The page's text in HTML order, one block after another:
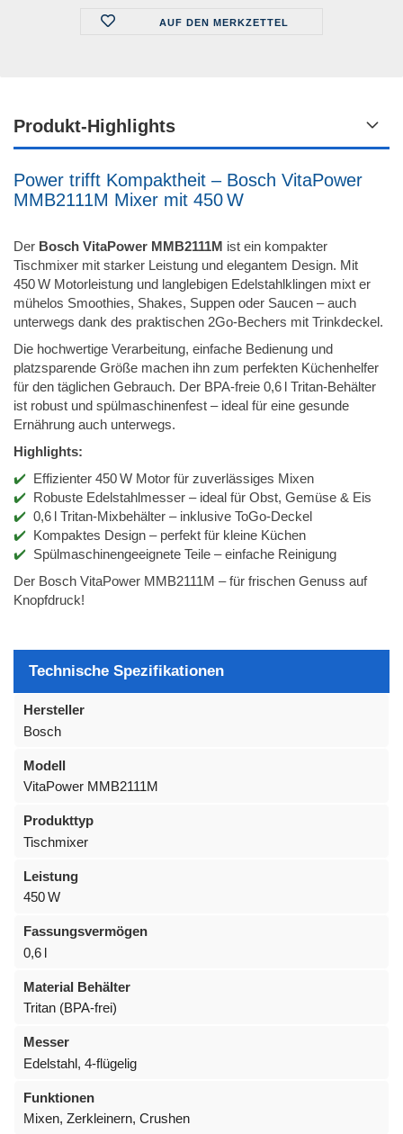
AUF DEN MERKZETTEL
Produkt-Highlights
Power trifft Kompaktheit – Bosch VitaPower
MMB2111M Mixer mit 450 W
Der Bosch VitaPower MMB2111M ist ein kompakter
Tischmixer mit starker Leistung und elegantem Design. Mit
450 W Motorleistung und langlebigen Edelstahlklingen mixt er
mühelos Smoothies, Shakes, Suppen oder Saucen – auch
unterwegs dank des praktischen 2Go-Bechers mit Trinkdeckel.
Die hochwertige Verarbeitung, einfache Bedienung und
platzsparende Größe machen ihn zum perfekten Küchenhelfer
für den täglichen Gebrauch. Der BPA-freie 0,6 l Tritan-Behälter
ist robust und spülmaschinenfest – ideal für eine gesunde
Ernährung auch unterwegs.
Highlights:
Effizienter 450 W Motor für zuverlässiges Mixen
Robuste Edelstahlmesser – ideal für Obst, Gemüse & Eis
0,6 l Tritan-Mixbehälter – inklusive ToGo-Deckel
Kompaktes Design – perfekt für kleine Küchen
Spülmaschinengeeignete Teile – einfache Reinigung
Der Bosch VitaPower MMB2111M – für frischen Genuss auf
Knopfdruck!
Technische Spezifikationen
Hersteller
Bosch
Modell
VitaPower MMB2111M
Produkttyp
Tischmixer
Leistung
450 W
Fassungsvermögen
0,6 l
Material Behälter
Tritan (BPA-frei)
Messer
Edelstahl, 4-flügelig
Funktionen
Mixen, Zerkleinern, Crushen